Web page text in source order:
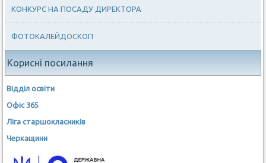
КОНКУРС НА ПОСАДУ ДИРЕКТОРА
ФОТОКАЛЕЙДОСКОП
Корисні посилання
Відділ освіти
Офіс 365
Ліга старшокласників
Черкащини